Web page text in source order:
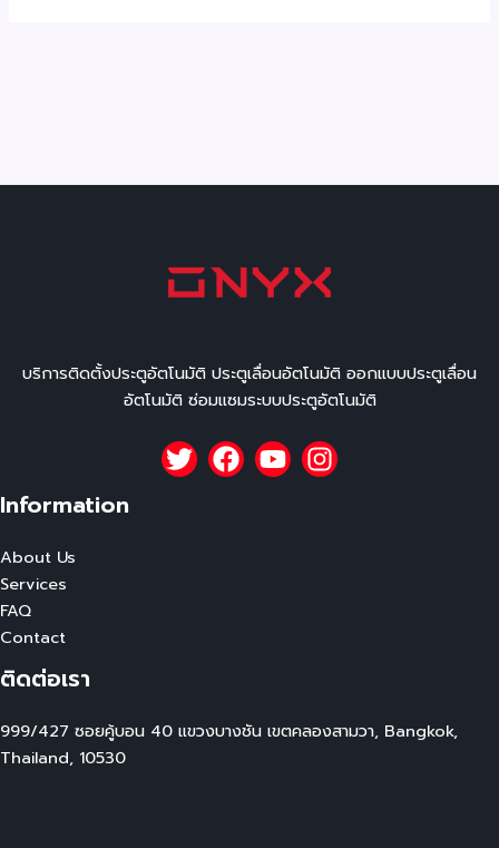
บริการติดตั้งประตูอัตโนมัติ ประตูเลื่อนอัตโนมัติ ออกแบบประตูเลื่อน
อัตโนมัติ ซ่อมแซมระบบประตูอัตโนมัติ
Information
About Us
Services
FAQ
Contact
ติดต่อเรา
999/427 ซอยคู้บอน 40 แขวงบางชัน เขตคลองสามวา, Bangkok,
Thailand, 10530